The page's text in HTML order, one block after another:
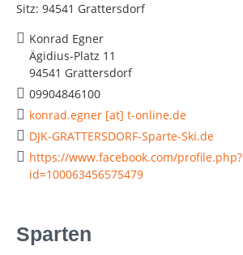
Sitz: 94541 Grattersdorf
Konrad Egner
Ägidius-Platz 11
94541 Grattersdorf
09904846100
konrad.egner [at] t-online.de
DJK-GRATTERSDORF-Sparte-Ski.de
https://www.facebook.com/profile.php?
id=100063456575479
Sparten